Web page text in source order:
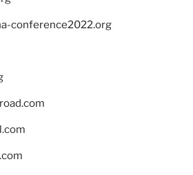
conference2022.org